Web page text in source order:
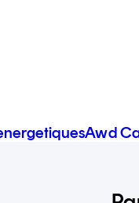
Awd